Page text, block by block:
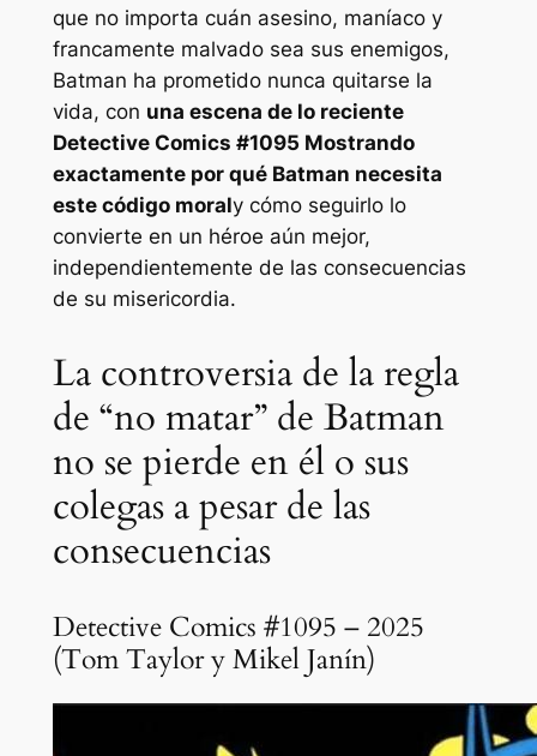
que no importa cuán asesino, maníaco y
francamente malvado sea sus enemigos,
Batman ha prometido nunca quitarse la
vida, con una escena de lo reciente
Detective Comics #1095 Mostrando
exactamente por qué Batman necesita
este código moraly cómo seguirlo lo
convierte en un héroe aún mejor,
independientemente de las consecuencias
de su misericordia.
La controversia de la regla
de “no matar” de Batman
no se pierde en él o sus
colegas a pesar de las
consecuencias
Detective Comics #1095 – 2025
(Tom Taylor y Mikel Janín)